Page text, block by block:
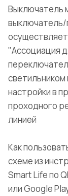
Выключатель
"Ассоциация
настройки в
проходного
линией
Как
схеме из
Smart Life по
или Google